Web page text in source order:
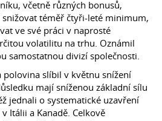
včetně různých bonusů,
téměř čtyři-leté minimum,
ve své práci v naprosté
volatilitu na trhu. Oznámil
samostatnou divizí společnosti.
polovina slíbil v květnu snížení
mají sníženou základní sílu
jednali o systematické uzavření
Itálii a Kanadě. Celkově